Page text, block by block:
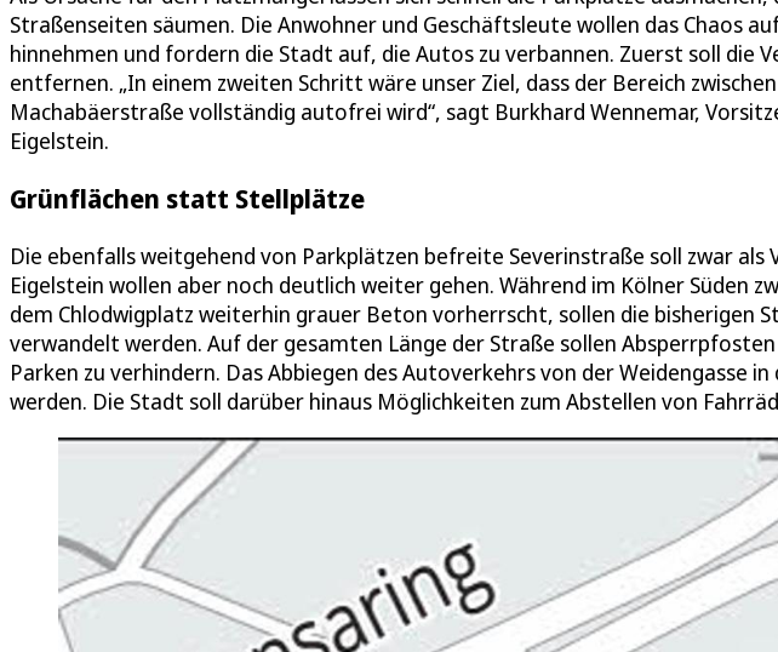
Straßenseiten säumen. Die Anwohner und Geschäftsleute wollen das Chaos
hinnehmen und fordern die Stadt auf, die Autos zu verbannen. Zuerst soll die
entfernen. „In einem zweiten Schritt wäre unser Ziel, dass der Bereich
Machabäerstraße vollständig autofrei wird“, sagt Burkhard Wennemar,
Eigelstein.
Grünflächen statt Stellplätze
Die ebenfalls weitgehend von Parkplätzen befreite Severinstraße soll zwar als
Eigelstein wollen aber noch deutlich weiter gehen. Während im Kölner Süden
dem Chlodwigplatz weiterhin grauer Beton vorherrscht, sollen die bisherigen
verwandelt werden. Auf der gesamten Länge der Straße sollen
Parken zu verhindern. Das Abbiegen des Autoverkehrs von der Weidengasse
werden. Die Stadt soll darüber hinaus Möglichkeiten zum Abstellen von